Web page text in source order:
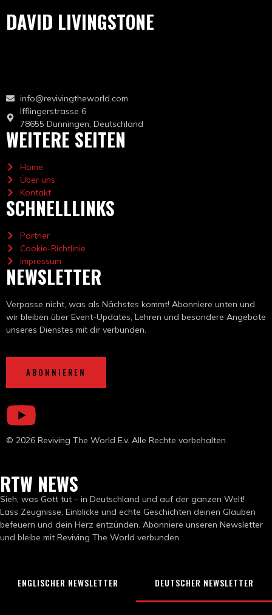
DAVID LIVINGSTONE
info@revivingtheworld.com
Ifflingerstrasse 6
78655 Dunningen, Deutschland
WEITERE SEITEN
Home
Über uns
Kontakt
SCHNELLLINKS
Partner
Cookie-Richtlinie
Impressum
NEWSLETTER
Verpasse nicht, was als Nächstes kommt! Abonniere unten und
wir bleiben über Event-Updates, Lehren und besondere Angebote
unseres Dienstes mit dir verbunden.
ABONNIEREN
© 2026 Reviving The World E.v. Alle Rechte vorbehalten.
RTW NEWS
Sieh, was Gott tut – in Deutschland und auf der ganzen Welt!
Lass Zeugnisse, Einblicke und echte Geschichten deinen Glauben
befeuern und dein Herz entzünden. Abonniere unseren Newsletter
und bleibe mit Reviving The World verbunden.
ENGLISCHER NEWSLETTER DEUTSCHER NEWSLETTER